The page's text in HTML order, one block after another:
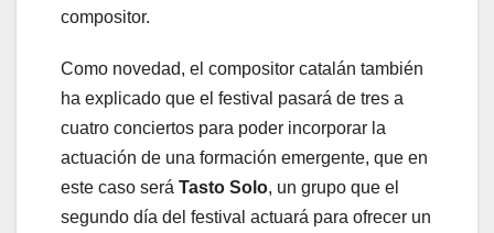
compositor.
Como novedad, el compositor catalán también
ha explicado que el festival pasará de tres a
cuatro conciertos para poder incorporar la
actuación de una formación emergente, que en
este caso será Tasto Solo, un grupo que el
segundo día del festival actuará para ofrecer un